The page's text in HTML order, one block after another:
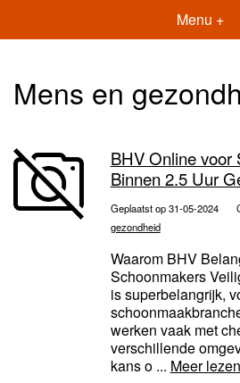
Menu +
Mens en
BHV Online voor
Binnen 2.5 Uur
Geplaatst op 31-05-2024
gezondheid
Waarom BHV
Schoonmakers
is superbelangrijk,
werken vaak met
verschillende
kans o ... Meer lezen